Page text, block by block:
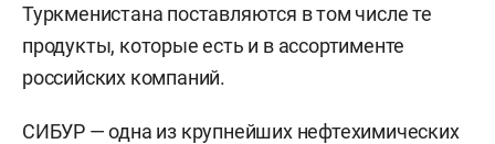
Туркменистана поставляются в том числе те
продукты, которые есть и в ассортименте
российских компаний.
СИБУР — одна из крупнейших нефтехимических